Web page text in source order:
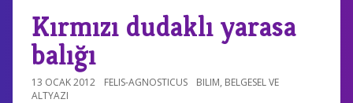
Kırmızı dudaklı yarasa
balığı
13 OCAK 2012 FELIS-AGNOSTICUS BILIM, BELGESEL VE
ALTYAZI